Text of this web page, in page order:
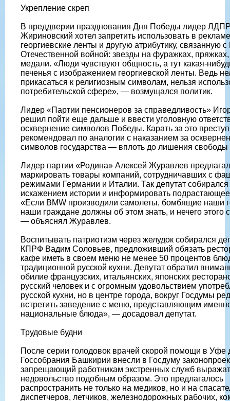
Укрепление скреп
В преддверии празднования Дня Победы лидер
Жириновский хотел запретить использовать в рекламе
георгиевские ленты и другую атрибутику, связанную
Отечественной войной: звезды на фуражках,
медали. «Люди чувствуют общность, а тут какая-
печенья с изображением георгиевской ленты. Ведь
прикасаться к религиозным символам, нельзя
потребительской сфере», — возмущался политик.
Лидер «Партии пенсионеров за справедливость»
решил пойти еще дальше и ввести уголовную
осквернение символов Победы. Карать за это
рекомендовал по аналогии с наказанием за
символов государства — вплоть до лишения свободы
Лидер партии «Родина» Алексей Журавлев предлагал
маркировать товары компаний, сотрудничавших с
режимами Германии и Италии. Так депутат собирался
искажением истории и информировать
«Если BMW производили самолеты, бомбящие наши
наши граждане должны об этом знать, и нечего этого
— объяснял Журавлев.
Воспитывать патриотизм через желудок собирался
КПРФ Вадим Соловьев, предложивший обязать
кафе иметь в своем меню не менее 50 процентов
традиционной русской кухни. Депутат обратил
обилие французских, итальянских, японских
русский человек и с огромным удовольствием
русской кухни, но в центре города, вокруг Госдумы
встретить заведение с меню, представляющим
национальные блюда», — досадовал депутат.
Трудовые будни
После серии голодовок врачей скорой помощи в Уфе
Госсобрания Башкирии внесли в Госдуму
запрещающий работникам экстренных служб
недовольство подобным образом. Это предлагалось
распространить не только на медиков, но и на
диспетчеров, летчиков, железнодорожных рабочих,